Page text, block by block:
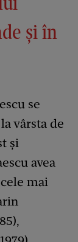
și în
se
vârsta de
şi
avea
mai